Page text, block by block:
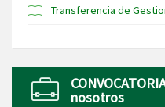
Transferencia de
nosotros